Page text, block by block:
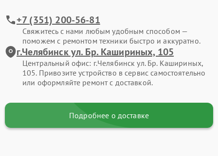
+7 (351) 200-56-81
Свяжитесь с нами любым удобным способом —
поможем с ремонтом техники быстро и аккуратно.
г.Челябинск ул. Бр. Кашириных, 105
Центральный офис: г.Челябинск ул. Бр. Кашириных,
105. Привозите устройство в сервис самостоятельно
или оформляйте ремонт с доставкой.
Подробнее о доставке